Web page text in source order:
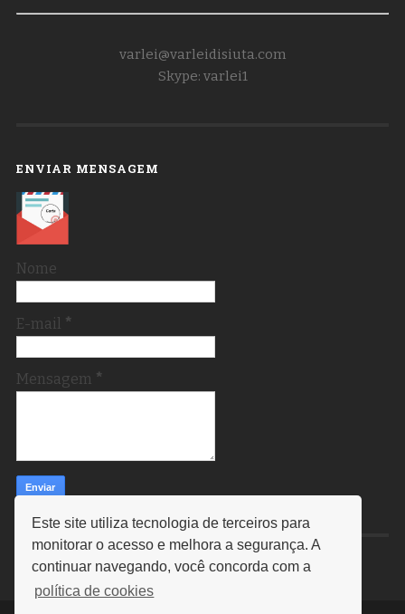
Este site utiliza tecnologia de terceiros para
monitorar o acesso e melhora a segurança. A
continuar navegando, você concorda com a
política de cookies
varlei@varleidisiuta.com
Skype: varlei1
ENVIAR MENSAGEM
Nome
E-mail *
Mensagem *